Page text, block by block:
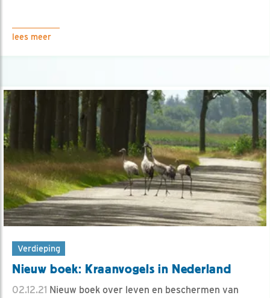
lees meer
Verdieping
Nieuw boek: Kraanvogels in Nederland
02.12.21 Nieuw boek over leven en beschermen van